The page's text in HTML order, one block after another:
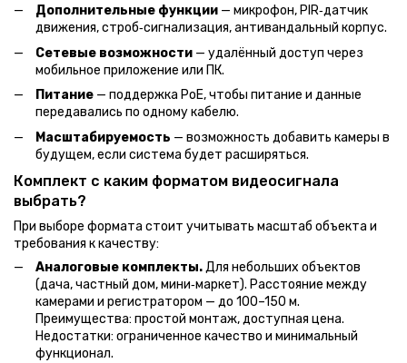
Дополнительные функции — микрофон, PIR‑датчик
движения, строб‑сигнализация, антивандальный корпус.
Сетевые возможности — удалённый доступ через
мобильное приложение или ПК.
Питание — поддержка PoE, чтобы питание и данные
передавались по одному кабелю.
Масштабируемость — возможность добавить камеры в
будущем, если система будет расширяться.
Комплект с каким форматом видеосигнала
выбрать?
При выборе формата стоит учитывать масштаб объекта и
требования к качеству:
Аналоговые комплекты.Для небольших объектов
(дача, частный дом, мини‑маркет). Расстояние между
камерами и регистратором — до 100–150 м.
Преимущества: простой монтаж, доступная цена.
Недостатки: ограниченное качество и минимальный
функционал.